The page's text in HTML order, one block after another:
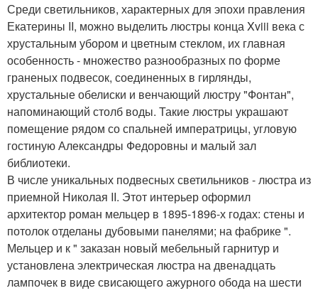
Среди светильников, характерных для эпохи правления
Екатерины II, можно выделить люстры конца Xviii века с
хрустальным убором и цветным стеклом, их главная
особенность - множество разнообразных по форме
граненых подвесок, соединенных в гирлянды,
хрустальные обелиски и венчающий люстру "Фонтан",
напоминающий столб воды. Такие люстры украшают
помещение рядом со спальней императрицы, угловую
гостиную Александры Федоровны и малый зал
библиотеки.
В числе уникальных подвесных светильников - люстра из
приемной Николая II. Этот интерьер оформил
архитектор роман мельцер в 1895-1896-х годах: стены и
потолок отделаны дубовыми панелями; на фабрике ".
Мельцер и к " заказан новый мебельный гарнитур и
установлена электрическая люстра на двенадцать
лампочек в виде свисающего ажурного обода на шести